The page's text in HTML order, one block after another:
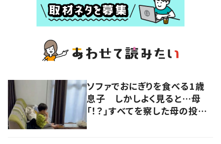
ソファでおにぎりを食べる1歳
息子 しかしよく見ると…母
「！？」すべてを察した母の投稿